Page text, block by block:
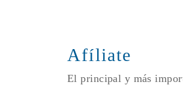
Afíliate
El principal y más